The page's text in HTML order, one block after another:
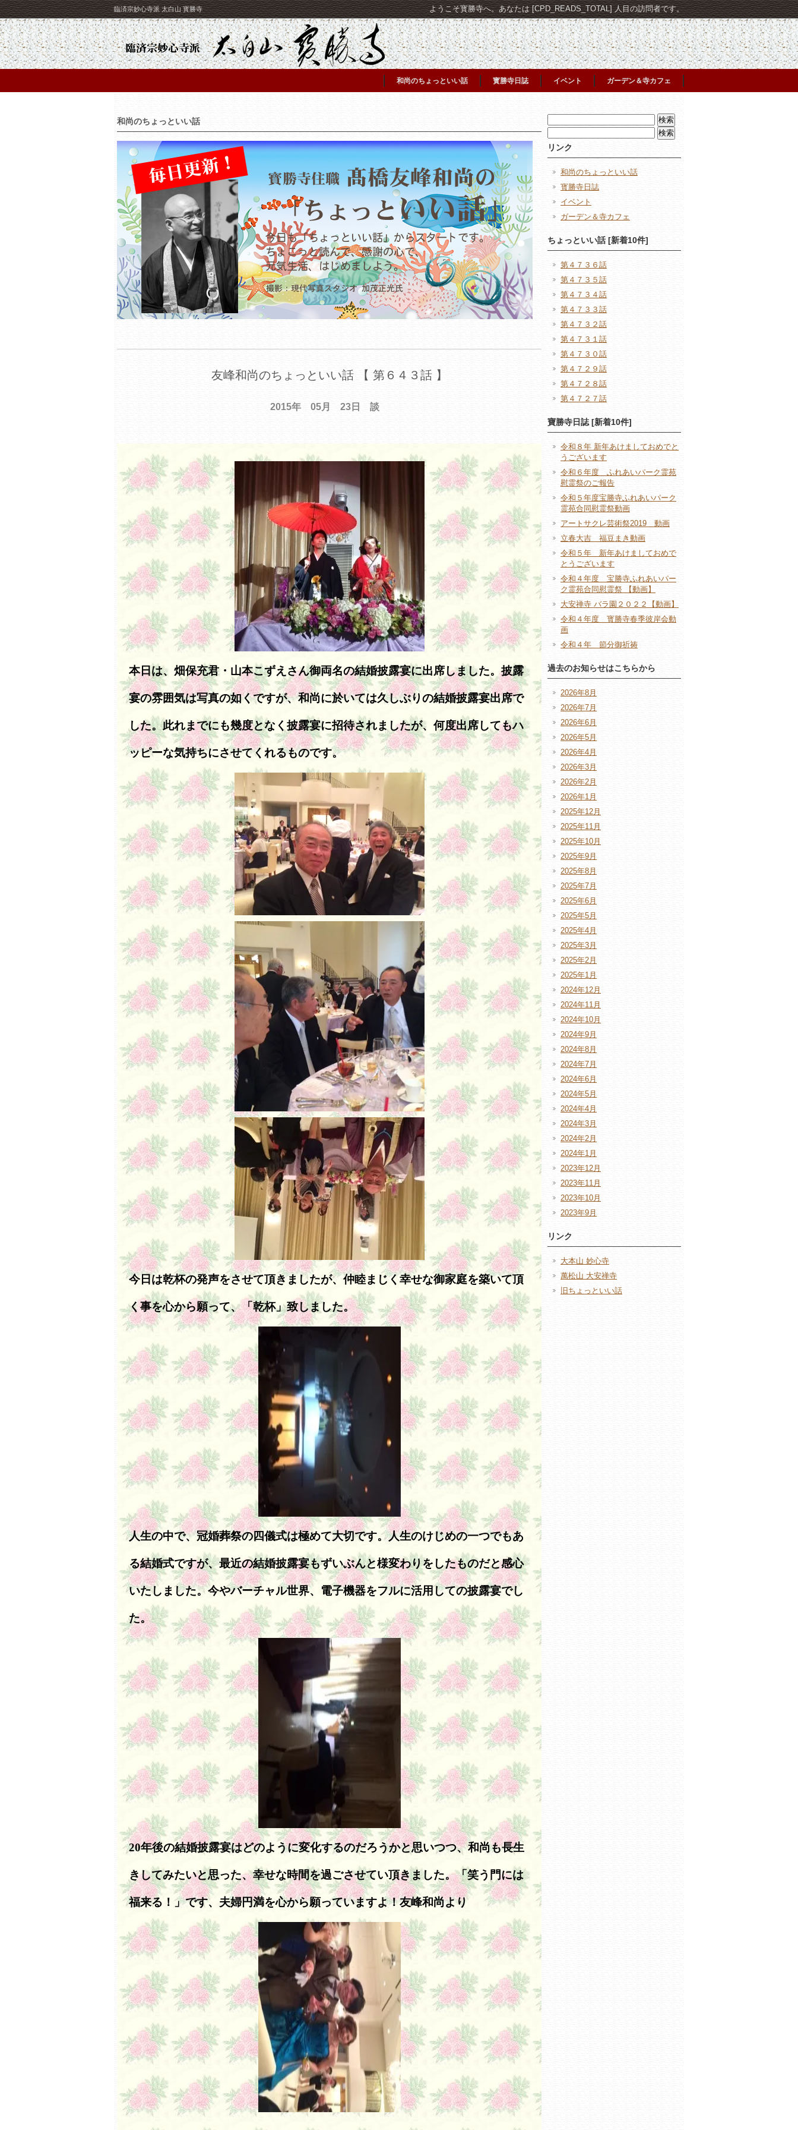
臨済宗妙心寺派 太白山 寳勝寺 ようこそ寳勝寺へ。あなたは [CPD_READS_TOTAL] 人目の訪問者です。
和尚のちょっといい話 寳勝寺日誌 イベント ガーデン＆寺カフェ
和尚のちょっといい話
友峰和尚のちょっといい話 【 第６４３話 】
2015年 05月 23日 談
本日は、畑保充君・山本こずえさん御両名の結婚披露宴に出席しました。披露
宴の雰囲気は写真の如くですが、和尚に於いては久しぶりの結婚披露宴出席で
した。此れまでにも幾度となく披露宴に招待されましたが、何度出席してもハ
ッピーな気持ちにさせてくれるものです。
今日は乾杯の発声をさせて頂きましたが、仲睦まじく幸せな御家庭を築いて頂
く事を心から願って、「乾杯」致しました。
人生の中で、冠婚葬祭の四儀式は極めて大切です。人生のけじめの一つでもあ
る結婚式ですが、最近の結婚披露宴もずいぶんと様変わりをしたものだと感心
いたしました。今やバーチャル世界、電子機器をフルに活用しての披露宴でし
た。
20年後の結婚披露宴はどのように変化するのだろうかと思いつつ、和尚も長生
きしてみたいと思った、幸せな時間を過ごさせてい頂きました。「笑う門には
福来る！」です、夫婦円満を心から願っていますよ！友峰和尚より
索:
索:
リンク
和尚のちょっといい話
寳勝寺日誌
イベント
ガーデン＆寺カフェ
ちょっといい話 [新着10件]
第４７３６話
第４７３５話
第４７３４話
第４７３３話
第４７３２話
第４７３１話
第４７３０話
第４７２９話
第４７２８話
第４７２７話
寶勝寺日誌 [新着10件]
令和８年 新年あけましておめでと
うございます
令和６年度 ふれあいパーク霊苑
慰霊祭のご報告
令和５年度宝勝寺ふれあいパーク
霊苑合同慰霊祭動画
アートサクレ芸術祭2019 動画
立春大吉 福豆まき動画
令和５年 新年あけましておめで
とうございます
令和４年度 宝勝寺ふれあいパー
ク霊苑合同慰霊祭 【動画】
大安禅寺 バラ園２０２２【動画】
令和４年度 寳勝寺春季彼岸会動
画
令和４年 節分御祈祷
過去のお知らせはこちらから
2026年8月
2026年7月
2026年6月
2026年5月
2026年4月
2026年3月
2026年2月
2026年1月
2025年12月
2025年11月
2025年10月
2025年9月
2025年8月
2025年7月
2025年6月
2025年5月
2025年4月
2025年3月
2025年2月
2025年1月
2024年12月
2024年11月
2024年10月
2024年9月
2024年8月
2024年7月
2024年6月
2024年5月
2024年4月
2024年3月
2024年2月
2024年1月
2023年12月
2023年11月
2023年10月
2023年9月
リンク
大本山 妙心寺
萬松山 大安禅寺
旧ちょっといい話